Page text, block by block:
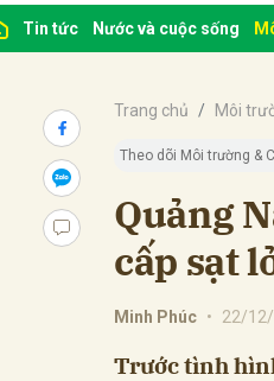
Tin tức Nước và cuộc sống
Trang chủ Môi
Theo dõi Môi trường &
Quảng
cấp sạt
Minh Phúc • 22/
Trước tình